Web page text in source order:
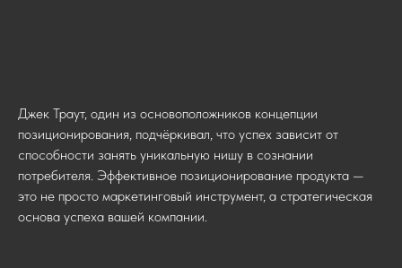
Джек Траут, один из основоположников концепции
позиционирования, подчёркивал, что успех зависит от
способности занять уникальную нишу в сознании
потребителя. Эффективное позиционирование продукта —
это не просто маркетинговый инструмент, а стратегическая
основа успеха вашей компании.